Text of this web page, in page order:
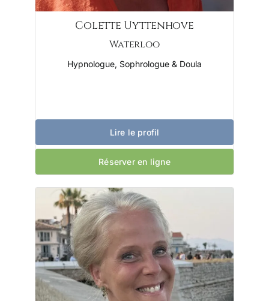
Colette Uyttenhove
Waterloo
Hypnologue, Sophrologue & Doula
Lire le profil
Réserver en ligne